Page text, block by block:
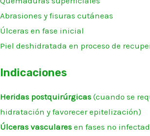
Abrasiones y fisuras cutáneas
Úlceras en fase inicial
Piel deshidratada en proceso de
Indicaciones
Heridas postquirúrgicas (cuando se
hidratación y favorecer epitelización)
Úlceras vasculares en fases no